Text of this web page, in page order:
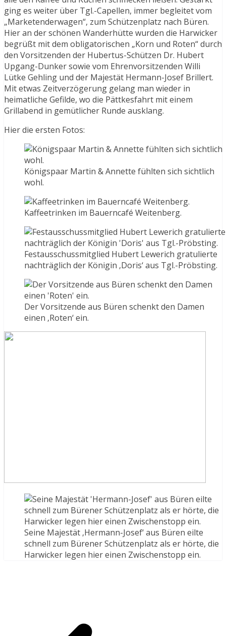
ging es weiter über Tgl.-Capellen, immer begleitet vom
„Marketenderwagen“, zum Schützenplatz nach Büren.
Hier an der schönen Wanderhütte wurden die Harwicker
begrüßt mit dem obligatorischen „Korn und Roten“ durch
den Vorsitzenden der Hubertus-Schützen Dr. Hubert
Upgang-Dunker sowie vom Ehrenvorsitzenden Willi
Lütke Gehling und der Majestät Hermann-Josef Brillert.
Mit etwas Zeitverzögerung gelang man wieder in
heimatliche Gefilde, wo die Pättkesfahrt mit einem
Grillabend in gemütlicher Runde ausklang.
Hier die ersten Fotos:
Königspaar Martin & Annette fühlten sich sichtlich
wohl.
Kaffeetrinken im Bauerncafé Weitenberg.
Festausschussmitglied Hubert Lewerich gratulierte
nachträglich der Königin ‚Doris‘ aus Tgl.-Pröbsting.
Der Vorsitzende aus Büren schenkt den Damen
einen ‚Roten‘ ein.
Seine Majestät ‚Hermann-Josef‘ aus Büren eilte
schnell zum Bürener Schützenplatz als er hörte, die
Harwicker legen hier einen Zwischenstopp ein.